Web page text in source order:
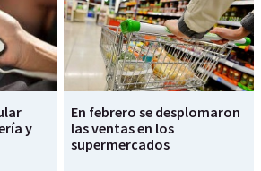
y
En febrero se desplomaron
las ventas en los
supermercados